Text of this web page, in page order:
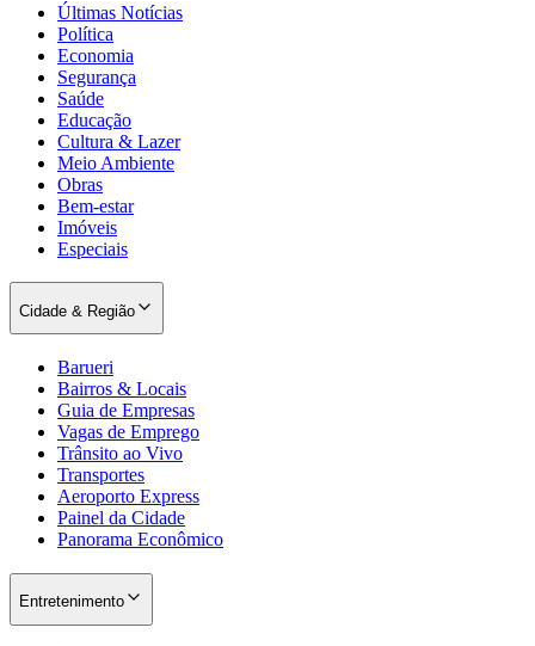
Últimas Notícias
Política
Economia
Segurança
Saúde
Educação
Cultura & Lazer
Meio Ambiente
Obras
Bem-estar
Imóveis
Especiais
Cidade & Região
Barueri
Bairros & Locais
Guia de Empresas
Vagas de Emprego
Trânsito ao Vivo
Transportes
Aeroporto Express
Painel da Cidade
Panorama Econômico
Entretenimento